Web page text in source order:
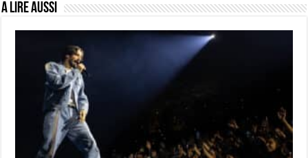
A lire aussi